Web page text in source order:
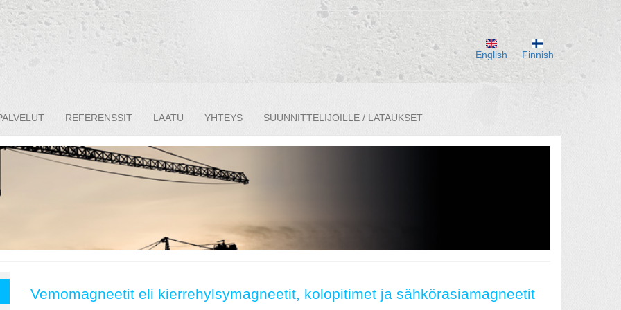
REFERENSSIT LAATU YHTEYS SUUNNITTELIJOILLE / LATAUKSET
Finnish
English
Vemomagneetit eli kierrehylsymagneetit, kolopitimet ja sähkörasiamagneetit